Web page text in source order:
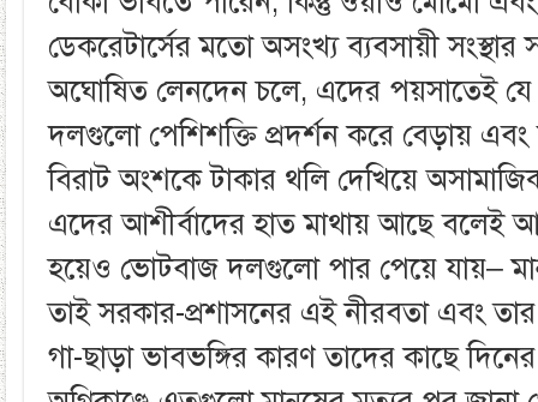
ডেকরেটার্সের মতো অসংখ্য ব্যবসায়ী সংস্থার
অঘোষিত লেনদেন চলে, এদের পয়সাতেই
দলগুলো পেশিশক্তি প্রদর্শন করে বেড়ায়
বিরাট অংশকে টাকার থলি দেখিয়ে
এদের আশীর্বাদের হাত মাথায় আছে বলেই
হয়েও ভোটবাজ দলগুলো পার পেয়ে যায়–
তাই সরকার-প্রশাসনের এই নীরবতা এবং
গা-ছাড়া ভাবভঙ্গির কারণ তাদের কাছে